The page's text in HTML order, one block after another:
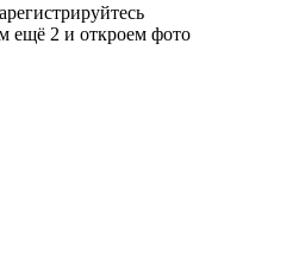
ещё 2 и откроем фото